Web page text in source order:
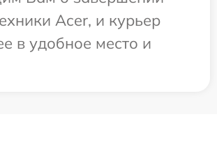
Acer, и курьер
в удобное место и